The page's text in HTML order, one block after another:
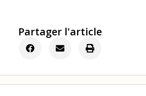
Partager l'article